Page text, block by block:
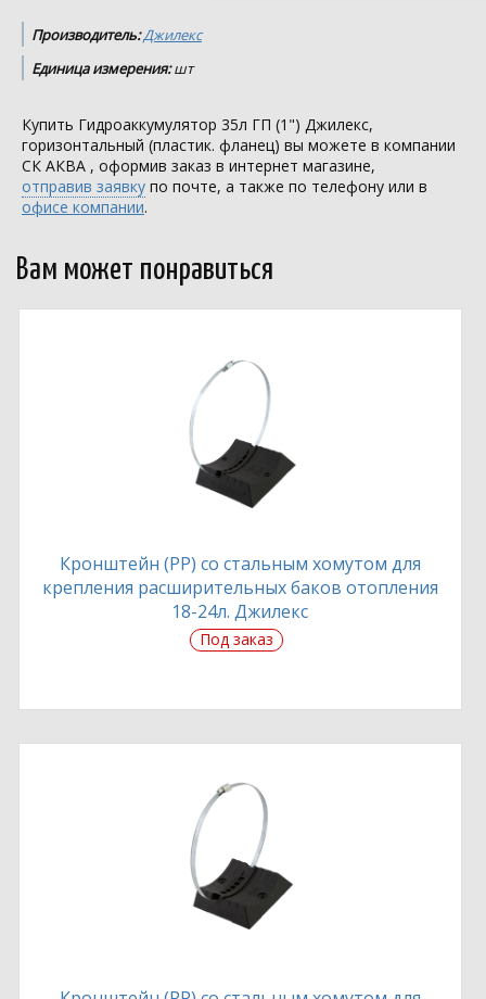
Производитель:Джилекс
Единица измерения:шт
Купить Гидроаккумулятор 35л ГП (1") Джилекс,
горизонтальный (пластик. фланец) вы можете в компании
СК АКВА , оформив заказ в интернет магазине,
отправив заявку по почте, а также по телефону или в
офисе компании.
Вам может понравиться
Кронштейн (PP) со стальным хомутом для
крепления расширительных баков отопления
18-24л. Джилекс
Под заказ